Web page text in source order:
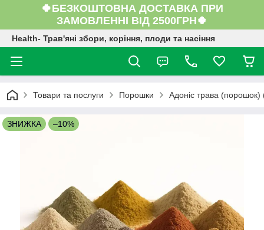
🍀БЕЗКОШТОВНА ДОСТАВКА ПРИ
ЗАМОВЛЕННІ ВІД 2500ГРН🍀
Health- Трав'яні збори, коріння, плоди та насіння
Товари та послуги Порошки Адоніс трава (порошок)
ЗНИЖКА –10%